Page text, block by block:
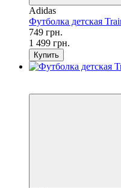
Adidas
Футболка детская
749 грн.
1 499 грн.
Купить